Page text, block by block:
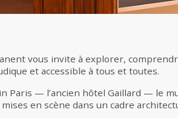
vous invite à explorer,
et accessible à tous et toutes.
Paris — l’ancien hôtel Gaillard — le
en scène dans un cadre